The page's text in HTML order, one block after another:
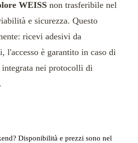
WEISS non trasferibile nel
e sicurezza. Questo
ricevi adesivi da
l'accesso è garantito in caso di
integrata nei protocolli di
Disponibilità e prezzi sono nel